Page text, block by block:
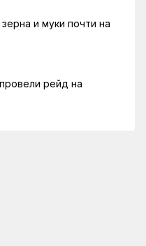
и муки почти на
рейд на